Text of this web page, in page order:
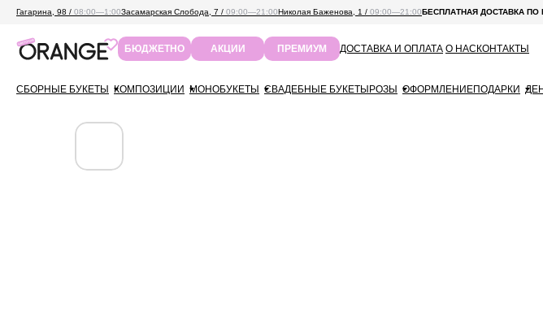
Гагарина, 98 / 08:00—1:00Засамарская Слобода, 7 / 09:00—21:00Николая Баженова, 1 / 09:00—21:00БЕСПЛАТНАЯ ДОСТАВКА ПО
БЮДЖЕТНО АКЦИИ ПРЕМИУМ ДОСТАВКА И ОПЛАТА О НАСКОНТАКТЫ
СБОРНЫЕ БУКЕТЫ КОМПОЗИЦИИ МОНОБУКЕТЫ СВАДЕБНЫЕ БУКЕТЫРОЗЫ ОФОРМЛЕНИЕПОДАРКИ